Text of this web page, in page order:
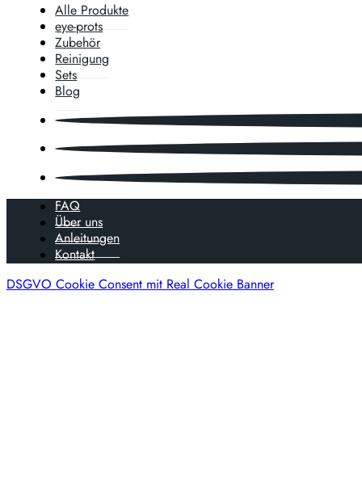
Alle Produkte
eye-prots
Zubehör
Reinigung
Sets
Blog
FAQ
Über uns
Anleitungen
Kontakt
DSGVO Cookie Consent mit Real Cookie Banner